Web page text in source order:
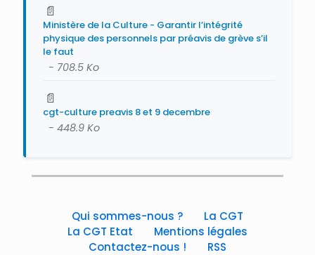
📄
Ministère de la Culture - Garantir l’intégrité
physique des personnels par préavis de grève s’il
le faut
- 708.5 Ko
📄
cgt-culture preavis 8 et 9 decembre
- 448.9 Ko
Qui sommes-nous ?
La CGT
La CGT Etat
Mentions légales
Contactez-nous !
RSS